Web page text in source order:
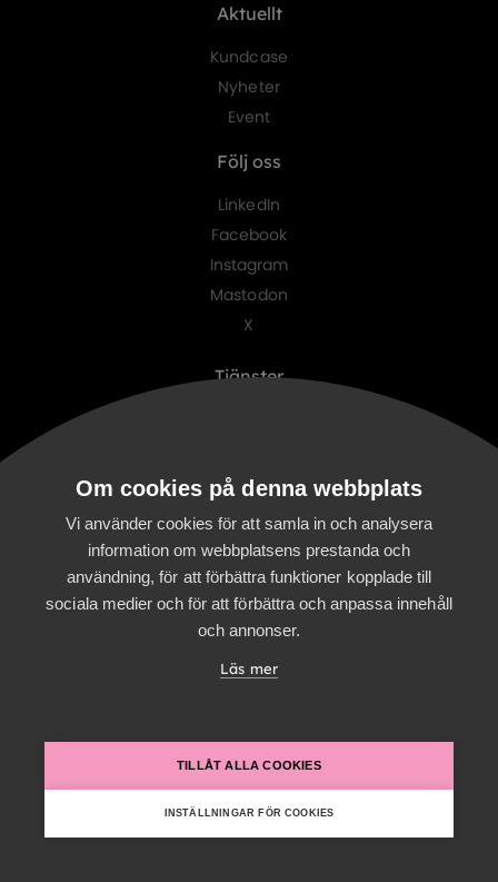
Aktuellt
Kundcase
Nyheter
Event
Följ oss
LinkedIn
Facebook
Instagram
Mastodon
X
Tjänster
Webb- &
systemutveckling
Om Digitalist
Om oss
Certifieringar
Karriär
Om cookies på denna webbplats
Vi använder cookies för att samla in och analysera
information om webbplatsens prestanda och
användning, för att förbättra funktioner kopplade till
sociala medier och för att förbättra och anpassa innehåll
och annonser.
Läs mer
TILLÅT ALLA COOKIES
INSTÄLLNINGAR FÖR COOKIES